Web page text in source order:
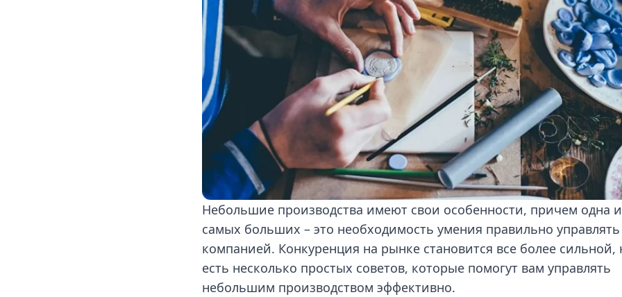
Небольшие производства имеют свои особенности, причем одна
самых больших – это необходимость умения правильно управлять
компанией. Конкуренция на рынке становится все более сильной,
есть несколько простых советов, которые помогут вам управлять
небольшим производством эффективно.